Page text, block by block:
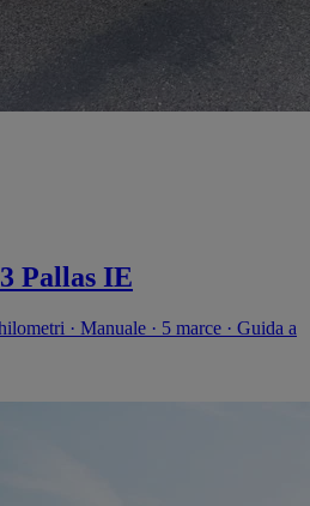
Pallas IE
· Manuale · 5 marce · Guida a